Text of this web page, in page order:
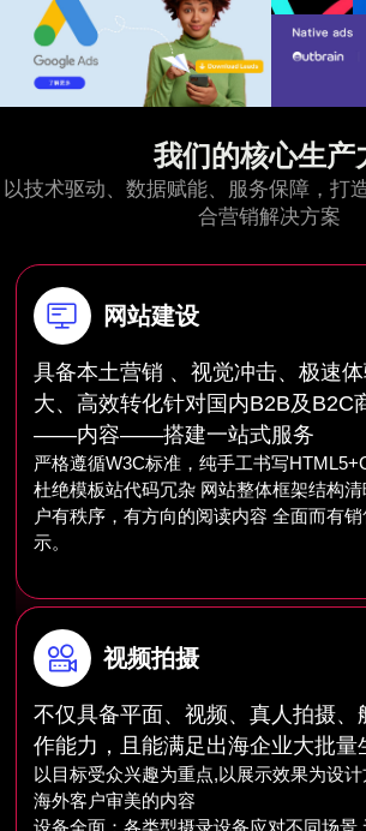
我们的核心生产
以技术驱动、数据赋能、服务保障，打
合营销解决方案
网站建设
具备本土营销 、视觉冲击、极速
大、高效转化针对国内B2B及B2C
——内容——搭建一站式服务
严格遵循W3C标准，纯手工书写
杜绝模板站代码冗杂 网站整体框架结构
户有秩序，有方向的阅读内容 全面而有
示。
视频拍摄
不仅具备平面、视频、真人拍摄、
作能力，且能满足出海企业大批量
以目标受众兴趣为重点,以展示效果为设
海外客户审美的内容